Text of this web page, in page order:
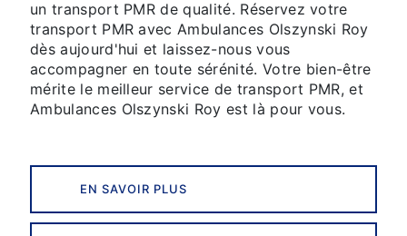
un transport PMR de qualité. Réservez votre
transport PMR avec Ambulances Olszynski Roy
dès aujourd'hui et laissez-nous vous
accompagner en toute sérénité. Votre bien-être
mérite le meilleur service de transport PMR, et
Ambulances Olszynski Roy est là pour vous.
EN SAVOIR PLUS